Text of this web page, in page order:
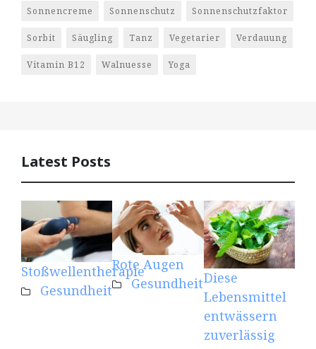
Sonnencreme Sonnenschutz Sonnenschutzfaktor
Sorbit Säugling Tanz Vegetarier Verdauung
Vitamin B12 Walnuesse Yoga
Latest Posts
Stoßwellentherapie
Gesundheit
Rote Augen
GesundheitDiese
Lebensmittel
entwässern
zuverlässig